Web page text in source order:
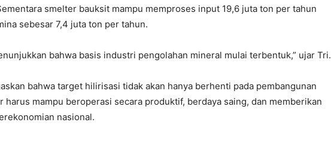
smelter bauksit mampu memproses input 19,6 juta ton per tahun
sebesar 7,4 juta ton per tahun.
bahwa basis industri pengolahan mineral mulai terbentuk,” ujar Tri.
bahwa target hilirisasi tidak akan hanya berhenti pada pembangunan
harus mampu beroperasi secara produktif, berdaya saing, dan memberikan
nasional.